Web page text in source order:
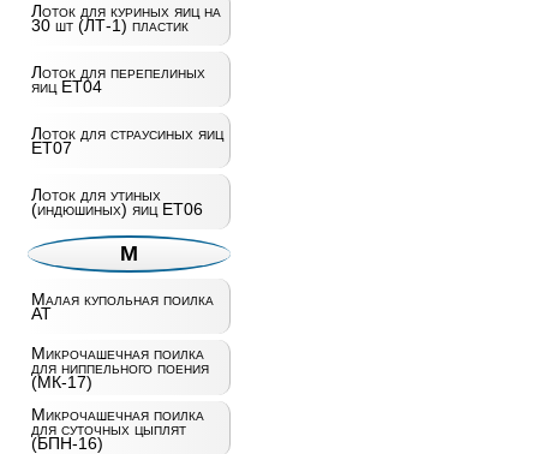
Лоток для куриных яиц на
30 шт (ЛТ-1) пластик
Лоток для перепелиных
яиц ET04
Лоток для страусиных яиц
ET07
Лоток для утиных
(индюшиных) яиц ET06
М
Малая купольная поилка
AT
Микрочашечная поилка
для ниппельного поения
(МК-17)
Микрочашечная поилка
для суточных цыплят
(БПН-16)